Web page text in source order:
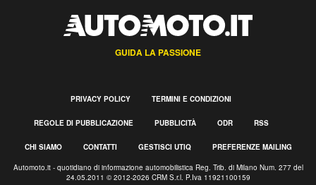
GUIDA LA PASSIONE
PRIVACY POLICY TERMINI E CONDIZIONI
REGOLE DI PUBBLICAZIONE PUBBLICITÀ ODR RSS
CHI SIAMO CONTATTI GESTISCI UTIQ PREFERENZE MAILING
Automoto.it - quotidiano di informazione automobilistica Reg. Trib. di Milano Num. 277 del
24.05.2011 © 2012-2026 CRM S.r.l. P.Iva 11921100159